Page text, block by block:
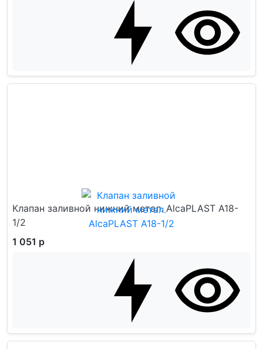
Клапан заливной нижний метал. AlcaPLAST A18-
1/2
1 051 р